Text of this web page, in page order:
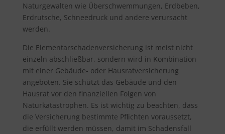
Naturgewalten wie Überschwemmungen, Erdbeben,
Erdrutsche, Schneedruck und andere verursacht
werden.
Die Elementarschadenversicherung ist meist nicht
einzeln abschließbar, sondern wird in Kombination
mit einer Gebäude- oder Hausratversicherung
angeboten. Sie schützt das Gebäude und den
Hausrat vor den finanziellen Folgen von
Naturkatastrophen. Es ist wichtig zu beachten, dass
die Versicherung bestimmte Pflichten voraussetzt,
die erfüllt werden müssen, damit im Schadensfall